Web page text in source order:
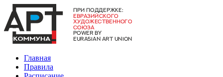
Главная
Правила